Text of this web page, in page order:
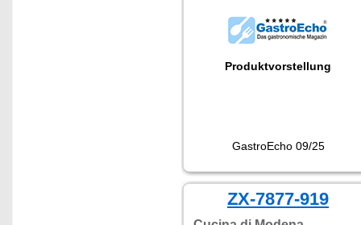
Produktvorstellung
GastroEcho 09/25
ZX-7877-919